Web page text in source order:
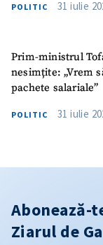
POLITIC 31 iulie
Prim-ministrul
nesimțite: „Vrem
pachete salariale”
POLITIC 31 iulie
Abonează-
Ziarul de